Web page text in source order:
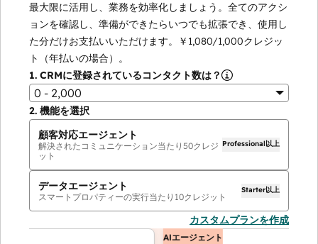
最大限に活用し、業務を効率化しましょう。全てのアクシ
ョンを確認し、準備ができたらいつでも拡張でき、使用し
た分だけお支払いいただけます。
￥1,080/1,000クレジッ
ト（年払いの場合）。
1. CRMに登録されているコンタクト数は？
0 - 2,000
2. 機能を選択
顧客対応エージェント
解決されたコミュニケーション当たり 50クレジ
ット
Professional以上
データエージェント
スマートプロパティーの実行当たり 10クレジット
Starter以上
カスタムプランを作成
AIエージェント